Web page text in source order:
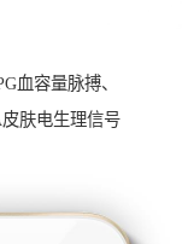
血容量脉搏、
肤电生理信号